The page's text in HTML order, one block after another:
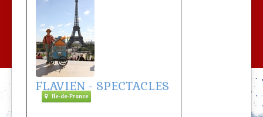
FLAVIEN - SPECTACLES
Ile-de-France